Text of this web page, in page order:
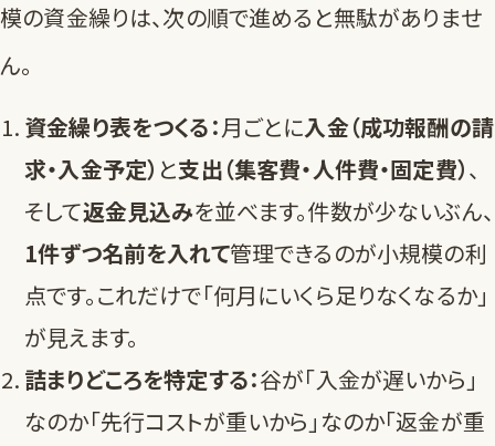
模の資金繰りは、次の順で進めると無駄がありませ
ん。
資金繰り表をつくる：月ごとに入金（成功報酬の請
求・入金予定） と支出（集客費・人件費・固定費）、
そして返金見込みを並べます。件数が少ないぶん、
1件ずつ名前を入れて管理できるのが小規模の利
点です。これだけで「何月にいくら足りなくなるか」
が見えます。
詰まりどころを特定する：谷が「入金が遅いから」
なのか「先行コストが重いから」なのか「返金が重